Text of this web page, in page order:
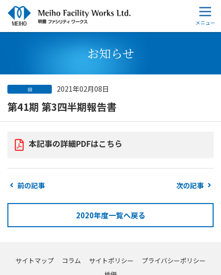
お知らせ
IR 2021年02月08日
第41期 第3四半期報告書
本記事の詳細PDFはこちら
前の記事 次の記事
2020年度一覧へ戻る
サイトマップ コラム サイトポリシー
プライバシーポリシー